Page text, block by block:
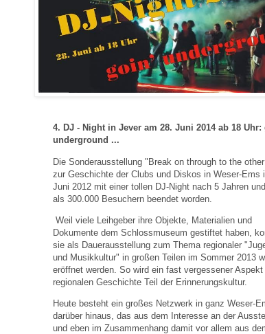
4. DJ - Night in Jever am 28. Juni 2014 ab 18
underground ...
Die Sonderausstellung "Break on through to the
zur Geschichte der Clubs und Diskos in Weser-Ems
Juni 2012 mit einer tollen DJ-Night nach 5 Jahren
als 300.000 Besuchern beendet worden.
Weil viele Leihgeber ihre Objekte, Materialien und
Dokumente dem Schlossmuseum gestiftet haben,
sie als Dauerausstellung zum Thema regionaler
und Musikkultur" in großen Teilen im Sommer 2013
eröffnet werden. So wird ein fast vergessener Aspekt
regionalen Geschichte Teil der Erinnerungskultur.
Heute besteht ein großes Netzwerk in ganz Weser-
darüber hinaus, das aus dem Interesse an der
und eben im Zusammenhang damit vor allem aus